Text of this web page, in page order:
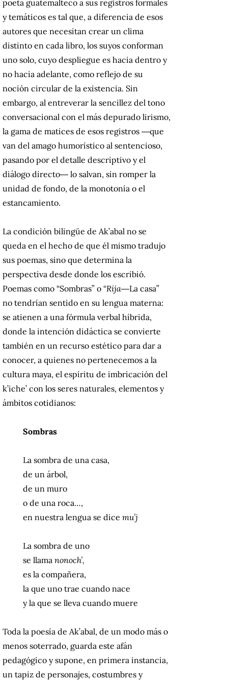
poeta guatemalteco a sus registros formales
y temáticos es tal que, a diferencia de esos
autores que necesitan crear un clima
distinto en cada libro, los suyos conforman
uno solo, cuyo despliegue es hacia dentro y
no hacia adelante, como reflejo de su
noción circular de la existencia. Sin
embargo, al entreverar la sencillez del tono
conversacional con el más depurado lirismo,
la gama de matices de esos registros ―que
van del amago humorístico al sentencioso,
pasando por el detalle descriptivo y el
diálogo directo― lo salvan, sin romper la
unidad de fondo, de la monotonía o el
estancamiento.
La condición bilingüe de Ak’abal no se
queda en el hecho de que él mismo tradujo
sus poemas, sino que determina la
perspectiva desde donde los escribió.
Poemas como “Sombras” o “Rija―La casa”
no tendrían sentido en su lengua materna:
se atienen a una fórmula verbal híbrida,
donde la intención didáctica se convierte
también en un recurso estético para dar a
conocer, a quienes no pertenecemos a la
cultura maya, el espíritu de imbricación del
k’iche’ con los seres naturales, elementos y
ámbitos cotidianos:
Sombras
La sombra de una casa,
de un árbol,
de un muro
o de una roca…,
en nuestra lengua se dice mu’j
La sombra de uno
se llama nonoch’,
es la compañera,
la que uno trae cuando nace
y la que se lleva cuando muere
Toda la poesía de Ak’abal, de un modo más o
menos soterrado, guarda este afán
pedagógico y supone, en primera instancia,
un tapiz de personajes, costumbres y